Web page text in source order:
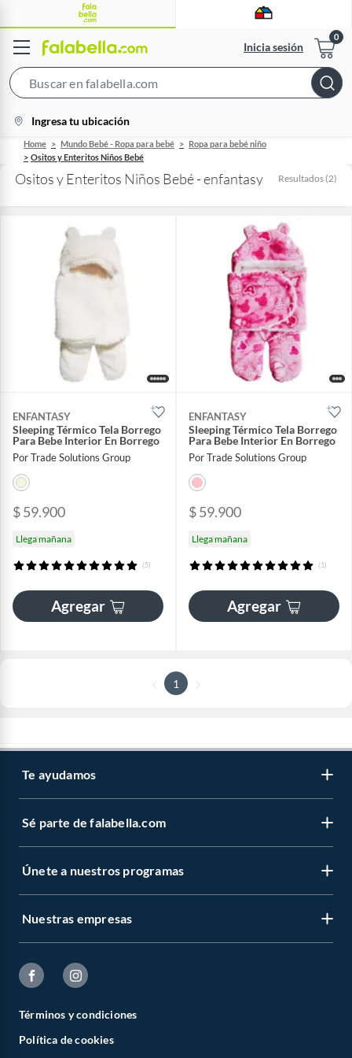
Inicia sesión
Bar
location-
icon
Ingresa tu ubicación
Home Mundo Bebé - Ropa para bebé
Ropa para bebé niño
Ositos y Enteritos Niños Bebé
Ositos y Enteritos Niños Bebé - enfantasy Resultados (2)
ENFANTASY
Sleeping Térmico Tela Borrego
Para Bebe Interior En Borrego
Por Trade Solutions Group
$ 59.900
Llega mañana
(5)
Agregar
ENFANTASY
Sleeping Térmico Tela Borrego
Para Bebe Interior En Borrego
Por Trade Solutions Group
$ 59.900
Llega mañana
(1)
Agregar
1
Te ayudamos
Sé parte de falabella.com
Únete a nuestros programas
Nuestras empresas
Términos y condiciones
Política de cookies